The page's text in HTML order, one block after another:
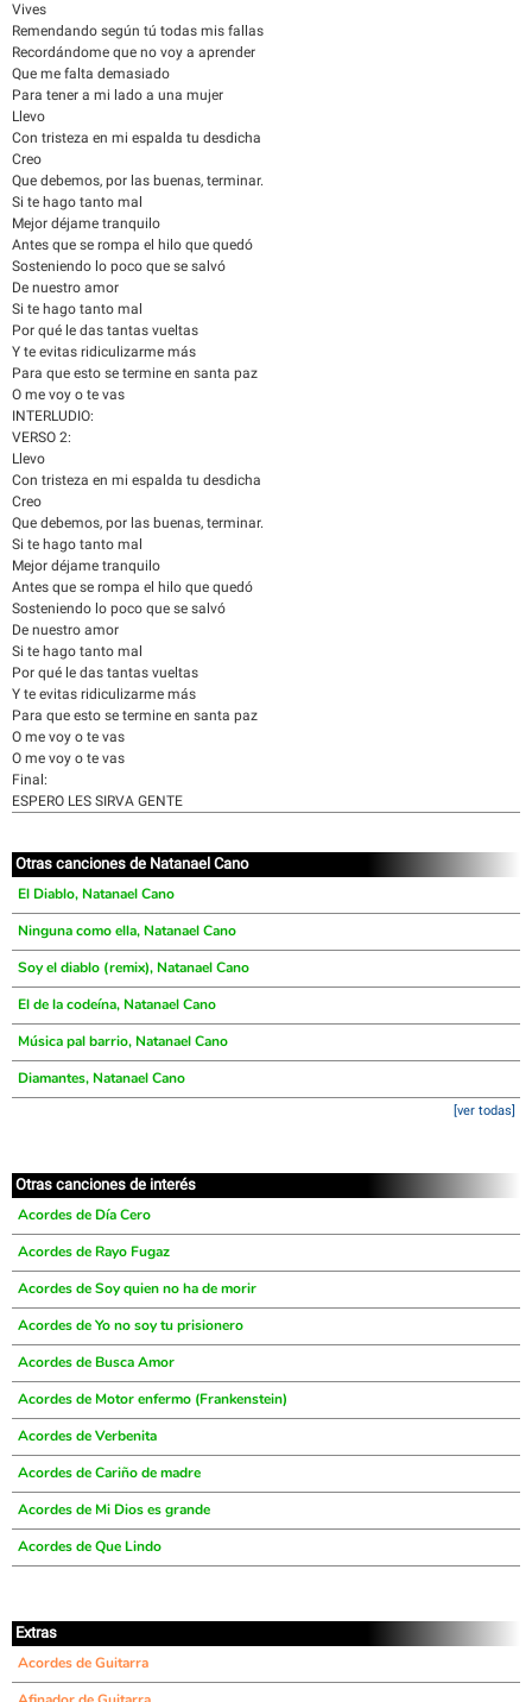
Vives
Remendando según tú todas mis fallas
Recordándome que no voy a aprender
Que me falta demasiado
Para tener a mi lado a una mujer
Llevo
Con tristeza en mi espalda tu desdicha
Creo
Que debemos, por las buenas, terminar.
Si te hago tanto mal
Mejor déjame tranquilo
Antes que se rompa el hilo que quedó
Sosteniendo lo poco que se salvó
De nuestro amor
Si te hago tanto mal
Por qué le das tantas vueltas
Y te evitas ridiculizarme más
Para que esto se termine en santa paz
O me voy o te vas
INTERLUDIO:
VERSO 2:
Llevo
Con tristeza en mi espalda tu desdicha
Creo
Que debemos, por las buenas, terminar.
Si te hago tanto mal
Mejor déjame tranquilo
Antes que se rompa el hilo que quedó
Sosteniendo lo poco que se salvó
De nuestro amor
Si te hago tanto mal
Por qué le das tantas vueltas
Y te evitas ridiculizarme más
Para que esto se termine en santa paz
O me voy o te vas
O me voy o te vas
Final:
ESPERO LES SIRVA GENTE
Otras canciones de Natanael Cano
El Diablo, Natanael Cano
Ninguna como ella, Natanael Cano
Soy el diablo (remix), Natanael Cano
El de la codeína, Natanael Cano
Música pal barrio, Natanael Cano
Diamantes, Natanael Cano
[ver todas]
Otras canciones de interés
Acordes de Día Cero
Acordes de Rayo Fugaz
Acordes de Soy quien no ha de morir
Acordes de Yo no soy tu prisionero
Acordes de Busca Amor
Acordes de Motor enfermo (Frankenstein)
Acordes de Verbenita
Acordes de Cariño de madre
Acordes de Mi Dios es grande
Acordes de Que Lindo
Extras
Acordes de Guitarra